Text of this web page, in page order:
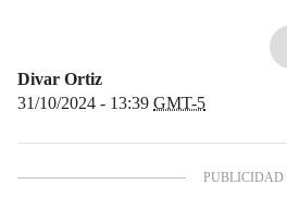
Divar Ortiz
31/10/2024 - 13:39 GMT-5